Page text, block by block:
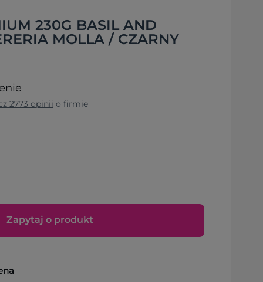
230G BASIL AND
MOLLA / CZARNY
2773 opinii o firmie
Zapytaj o produkt